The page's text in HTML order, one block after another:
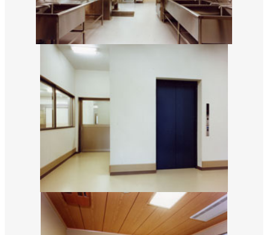
matsuyoshi.official
松吉建設株式会社
matsuyoshi_kensetsu
つむぎの家
matsuyoshi_kensetsu
つむぎの家
matsuyoshikensetsu
松吉建設株式会社